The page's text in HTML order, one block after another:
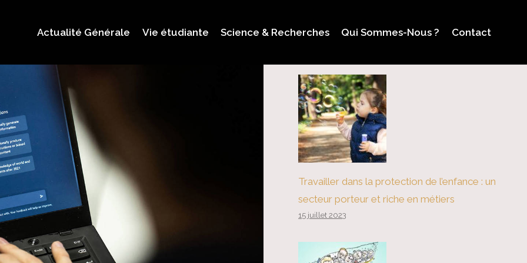
Actualité Générale Vie étudiante Science & Recherches Qui Sommes-Nous ? Contact
Travailler dans la protection de l’enfance : un
secteur porteur et riche en métiers
15 juillet 2023